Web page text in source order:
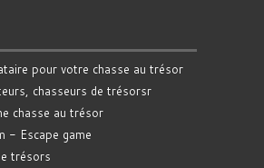
pour votre chasse au trésor
chasseurs de trésorsr
chasse au trésor
- Escape game
trésors